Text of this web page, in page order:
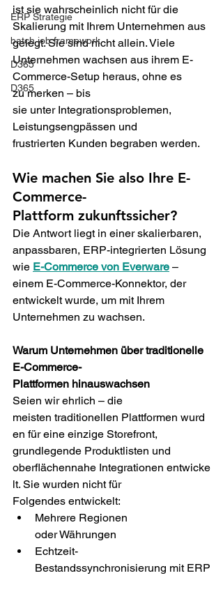
ERP Strategie
batch job framework
D365
D365
ist sie wahrscheinlich nicht für die
Skalierung mit Ihrem Unternehmen aus
gelegt. Sie sind nicht allein. Viele
Unternehmen wachsen aus ihrem E-
Commerce-Setup heraus, ohne es
zu merken – bis
sie unter Integrationsproblemen,
Leistungsengpässen und
frustrierten Kunden begraben werden.
Wie machen Sie also Ihre E-
Commerce-
Plattform zukunftssicher?
Die Antwort liegt in einer skalierbaren,
anpassbaren, ERP-integrierten Lösung
wie E-Commerce von Everware –
einem E-Commerce-Konnektor, der
entwickelt wurde, um mit Ihrem
Unternehmen zu wachsen.
Warum Unternehmen über traditionelle
E-Commerce-
Plattformen hinauswachsen
Seien wir ehrlich – die
meisten traditionellen Plattformen wurd
en für eine einzige Storefront,
grundlegende Produktlisten und
oberflächennahe Integrationen entwicke
lt. Sie wurden nicht für
Folgendes entwickelt:
Mehrere Regionen
oder Währungen
Echtzeit-
Bestandssynchronisierung mit ERP